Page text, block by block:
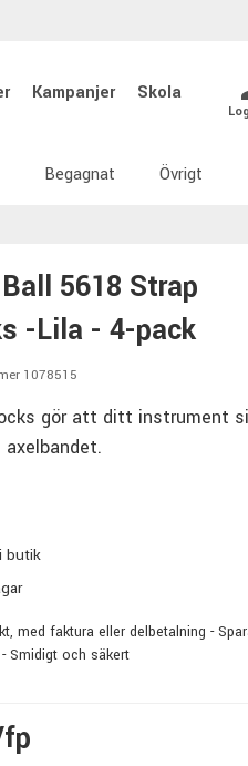
Kampanjer Skola
Begagnat Övrigt
5618 Strap
-Lila - 4-pack
1078515
gör att ditt instrument
axelbandet.
butik
med faktura eller delbetalning -
Smidigt och säkert